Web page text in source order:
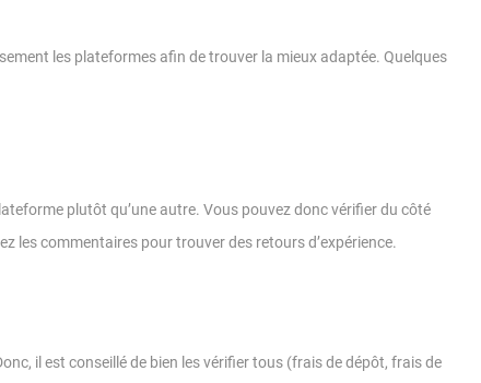
les plateformes afin de trouver la mieux adaptée. Quelques
plutôt qu’une autre. Vous pouvez donc vérifier du côté
les commentaires pour trouver des retours d’expérience.
il est conseillé de bien les vérifier tous (frais de dépôt, frais de